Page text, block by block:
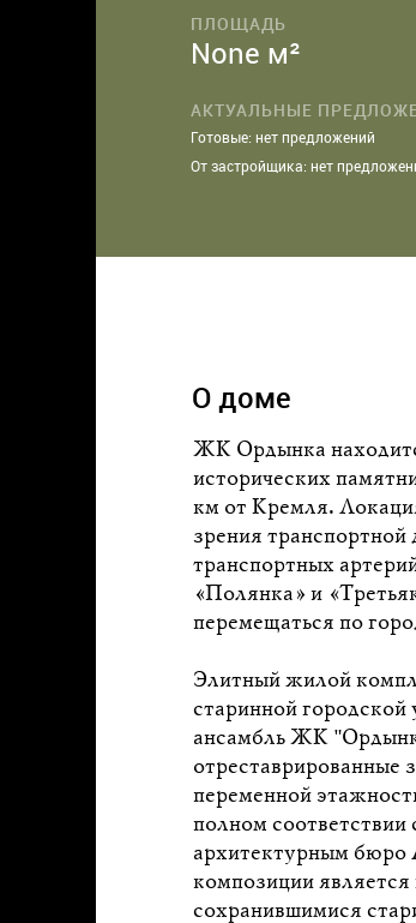
ПЛОЩАДЬ
None м²
АКТУАЛЬНЫЕ
Готовые: нет предложений
От застройщика: нет
О доме
ЖК Ордынка
исторических
км от Кремля.
зрения транспортной
транспортных
«Полянка» и
перемещаться по
Элитный жилой
старинной
ансамбль ЖК
отреставрированные
переменной
полном соответствии
архитектурным бюро
композиции
сохранившимися